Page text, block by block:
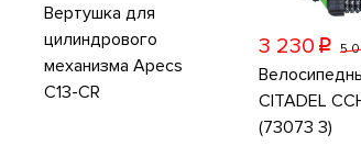
Вертушка для
цилиндрового
механизма Apecs
C13-CR
3 230 p 5
CITADEL
(73073 3)